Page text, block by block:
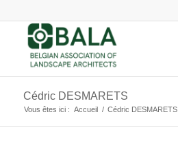
Cédric DESMARETS
Vous êtes ici : Accueil / Cédric DESMARETS